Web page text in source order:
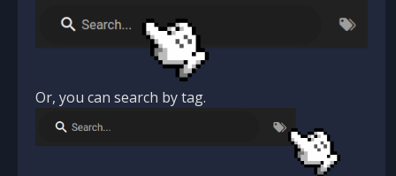
Or, you can search by tag.